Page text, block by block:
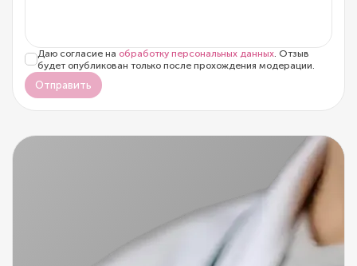
Даю согласие на обработку персональных данных. Отзыв
будет опубликован только после прохождения модерации.
Отправить